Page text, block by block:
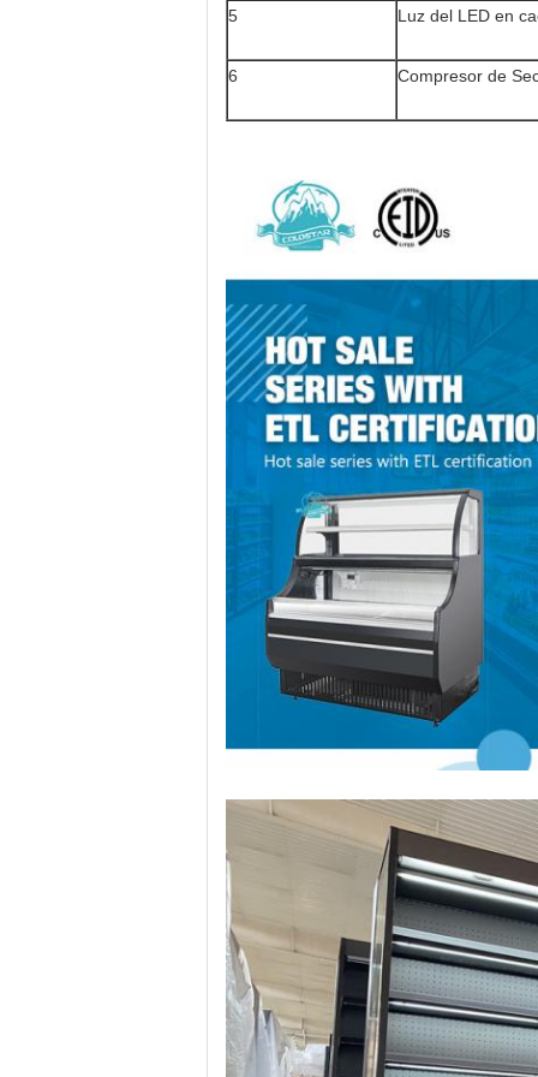
5 Luz del LED en
6 Compresor de